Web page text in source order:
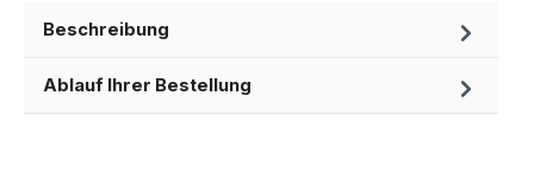
Beschreibung
Ablauf Ihrer Bestellung